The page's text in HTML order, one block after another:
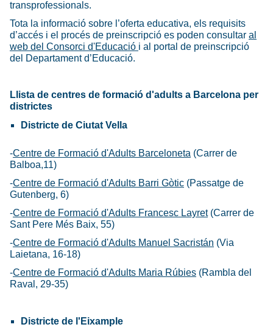
transprofessionals.
Tota la informació sobre l’oferta educativa, els requisits
d’accés i el procés de preinscripció es poden consultar al
web del Consorci d'Educació i al portal de preinscripció
del Departament d’Educació.
Llista de centres de formació d'adults a Barcelona per
districtes
Districte de Ciutat Vella
-Centre de Formació d'Adults Barceloneta (Carrer de
Balboa,11)
-Centre de Formació d'Adults Barri Gòtic (Passatge de
Gutenberg, 6)
-Centre de Formació d'Adults Francesc Layret(Carrer de
Sant Pere Més Baix, 55)
-Centre de Formació d'Adults Manuel Sacristán (Via
Laietana, 16-18)
-Centre de Formació d'Adults Maria Rúbies (Rambla del
Raval, 29-35)
Districte de l'Eixample